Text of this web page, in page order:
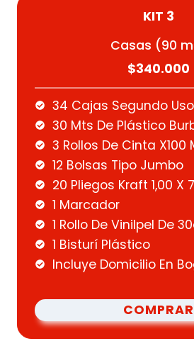
KIT 3
Casas (90
$340.000
34 Cajas Segundo
30 Mts De Plástico
3 Rollos De Cinta X100
12 Bolsas Tipo Jumbo
20 Pliegos Kraft 1,00 X
1 Marcador
1 Rollo De Vinilpel De
1 Bisturí Plástico
Incluye Domicilio En
COMPRAR